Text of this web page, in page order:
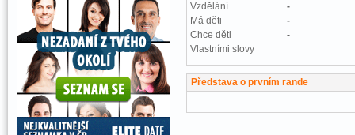
Vzdělání
-
Má děti
-
Chce děti
-
Vlastními slovy
Představa o prvním rande